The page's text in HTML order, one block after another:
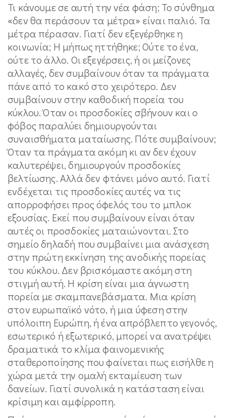
Τι κάνουμε σε αυτή την νέα φάση; Το σύνθημα
«δεν θα περάσουν τα μέτρα» είναι παλιό. Τα
μέτρα πέρασαν. Γιατί δεν εξεγέρθηκε η
κοινωνία; Η μήπως ηττήθηκε; Ούτε το ένα,
ούτε το άλλο. Οι εξεγέρσεις, ή οι μείζονες
αλλαγές, δεν συμβαίνουν όταν τα πράγματα
πάνε από το κακό στο χειρότερο. Δεν
συμβαίνουν στην καθοδική πορεία του
κύκλου. Όταν οι προσδοκίες σβήνουν και ο
φόβος παραλύει δημιουργούνται
συναισθήματα ματαίωσης. Πότε συμβαίνουν;
Όταν τα πράγματα ακόμη κι αν δεν έχουν
καλυτερέψει, δημιουργούν προσδοκίες
βελτίωσης. Αλλά δεν φτάνει μόνο αυτό. Γιατί
ενδέχεται τις προσδοκίες αυτές να τις
απορροφήσει προς όφελός του το μπλοκ
εξουσίας. Εκεί που συμβαίνουν είναι όταν
αυτές οι προσδοκίες ματαιώνονται. Στο
σημείο δηλαδή που συμβαίνει μια ανάσχεση
στην πρώτη εκκίνηση της ανοδικής πορείας
του κύκλου. Δεν βρισκόμαστε ακόμη στη
στιγμή αυτή. Η κρίση είναι μια άγνωστη
πορεία με σκαμπανεβάσματα. Μια κρίση
στον ευρωπαϊκό νότο, ή μια ύφεση στην
υπόλοιπη Ευρώπη, ή ένα απρόβλεπτο γεγονός,
εσωτερικό ή εξωτερικό, μπορεί να ανατρέψει
δραματικά το κλίμα φαινομενικής
σταθεροποίησης που φαίνεται πως εισήλθε η
χώρα μετά την ομαλή εκταμίευση των
δανείων. Γιατί συνολικά η κατάσταση είναι
κρίσιμη και αμφίρροπη.